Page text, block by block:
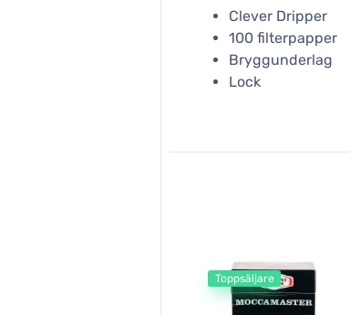
Clever Dripper
100 filterpapper
Bryggunderlag
Lock
Toppsäljare